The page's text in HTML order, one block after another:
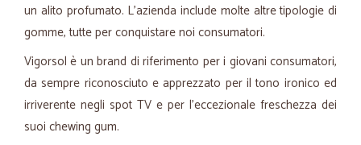
un alito profumato. L'azienda include molte altre tipologie di
gomme, tutte per conquistare noi consumatori.
Vigorsol è un brand di riferimento per i giovani consumatori,
da sempre riconosciuto e apprezzato per il tono ironico ed
irriverente negli spot TV e per l’eccezionale freschezza dei
suoi chewing gum.